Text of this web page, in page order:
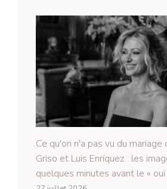
Ce qu'on n'a pas vu du mariage
Griso et Luis Enríquez : les
quelques minutes avant le « oui